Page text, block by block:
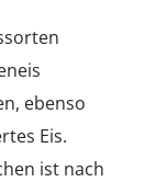
ebenso
Eis.
ist nach